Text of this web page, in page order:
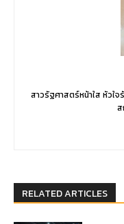
สาวรัฐศาสตร์หน้าใส หัวใ
ส
RELATED ARTICLES